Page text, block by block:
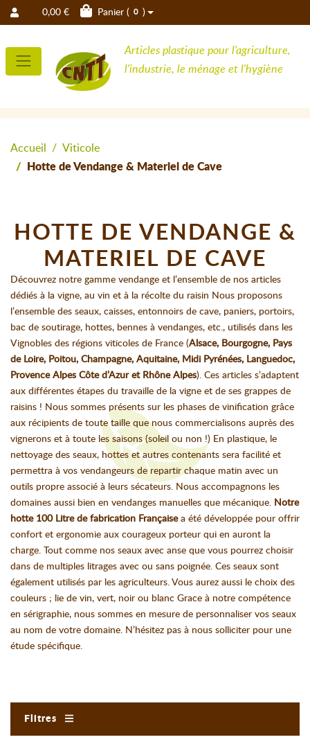
0,00 € Panier ( 0 )
Articles plastique pour l'agriculture,
l'industrie, le ménage et l'hygiène
Accueil
Viticole
Hotte de Vendange & Materiel de Cave
HOTTE DE VENDANGE &
MATERIEL DE CAVE
Découvrez notre gamme vendange et l’ensemble de nos articles
dédiés à la vigne, au vin et à la récolte du raisin Nous proposons
l’ensemble des seaux, caisses, entonnoirs de cave, paniers, portoirs,
bac de soutirage, hottes, bennes à vendanges, etc., utilisés dans les
Vignobles des régions viticoles de France (Alsace, Bourgogne, Pays
de Loire, Poitou, Champagne, Aquitaine, Midi Pyrénées, Languedoc,
Provence Alpes Côte d’Azur et Rhône Alpes). Ces articles s’adaptent
aux différentes étapes du travaille de la vigne et de ses grappes de
raisins ! Nous sommes présents sur les phases de vinification grâce
aux récipients de toute taille que nous commercialisons auprès des
vignerons et à toute les saisons (soleil ou non !) En plastique, le
nettoyage des seaux, hottes et autres contenants sera facilité et
permettra à vos vendangeurs de repartir chaque matin avec un
outils propre associé à leurs sécateurs. Nous accompagnons les
domaines aussi bien en vendanges manuelles que mécanique.
Notre
hotte 100 Litre de fabrication Françaisea été développée pour offrir
confort et ergonomie aux courageux porteur qui en auront la
charge. Tout comme nos seaux avec anse que vous pourrez choisir
dans de multiples litrages avec ou sans poignée. Ces seaux sont
également utilisés par les agriculteurs. Vous aurez aussi le choix des
couleurs ; lie de vin, vert, noir ou blanc Grace à notre compétence
en sérigraphie, nous sommes en mesure de personnaliser vos seaux
au nom de votre domaine. N’hésitez pas à nous solliciter pour une
étude spécifique.
Filtres